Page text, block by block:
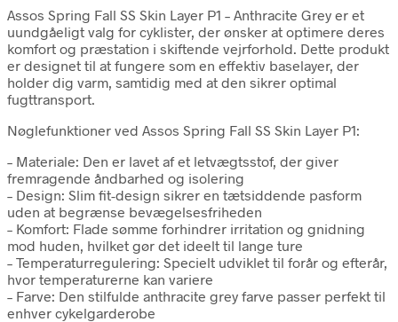
Assos Spring Fall SS Skin Layer P1 – Anthracite Grey er et
uundgåeligt valg for cyklister, der ønsker at optimere deres
komfort og præstation i skiftende vejrforhold. Dette produkt
er designet til at fungere som en effektiv baselayer, der
holder dig varm, samtidig med at den sikrer optimal
fugttransport.
Nøglefunktioner ved Assos Spring Fall SS Skin Layer P1:
– Materiale: Den er lavet af et letvægtsstof, der giver
fremragende åndbarhed og isolering
– Design: Slim fit-design sikrer en tætsiddende pasform
uden at begrænse bevægelsesfriheden
– Komfort: Flade sømme forhindrer irritation og gnidning
mod huden, hvilket gør det ideelt til lange ture
– Temperaturregulering: Specielt udviklet til forår og efterår,
hvor temperaturerne kan variere
– Farve: Den stilfulde anthracite grey farve passer perfekt til
enhver cykelgarderobe